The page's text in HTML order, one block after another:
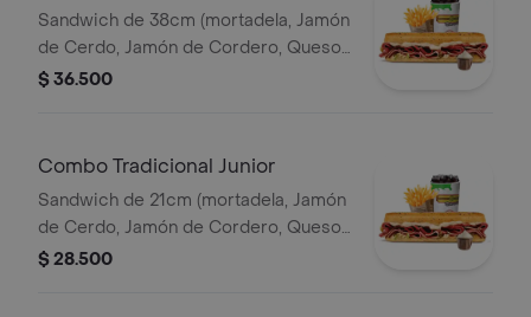
Sandwich de 38cm (mortadela, Jamón
de Cerdo, Jamón de Cordero, Queso
Mozzarella, Lechuga, y Salsa de Ajo)
$ 36.500
Combo Tradicional Junior
Sandwich de 21cm (mortadela, Jamón
de Cerdo, Jamón de Cordero, Queso
Mozzarella, Lechuga, y Salsa de Ajo)
$ 28.500